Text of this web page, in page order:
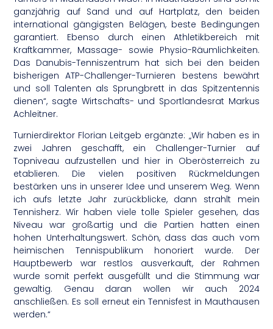
ganzjährig auf Sand und auf Hartplatz, den beiden
international gängigsten Belägen, beste Bedingungen
garantiert. Ebenso durch einen Athletikbereich mit
Kraftkammer, Massage- sowie Physio-Räumlichkeiten.
Das Danubis-Tenniszentrum hat sich bei den beiden
bisherigen ATP-Challenger-Turnieren bestens bewährt
und soll Talenten als Sprungbrett in das Spitzentennis
dienen“, sagte Wirtschafts- und Sportlandesrat Markus
Achleitner.
Turnierdirektor Florian Leitgeb ergänzte: „Wir haben es in
zwei Jahren geschafft, ein Challenger-Turnier auf
Topniveau aufzustellen und hier in Oberösterreich zu
etablieren. Die vielen positiven Rückmeldungen
bestärken uns in unserer Idee und unserem Weg. Wenn
ich aufs letzte Jahr zurückblicke, dann strahlt mein
Tennisherz. Wir haben viele tolle Spieler gesehen, das
Niveau war großartig und die Partien hatten einen
hohen Unterhaltungswert. Schön, dass das auch vom
heimischen Tennispublikum honoriert wurde. Der
Hauptbewerb war restlos ausverkauft, der Rahmen
wurde somit perfekt ausgefüllt und die Stimmung war
gewaltig. Genau daran wollen wir auch 2024
anschließen. Es soll erneut ein Tennisfest in Mauthausen
werden.“